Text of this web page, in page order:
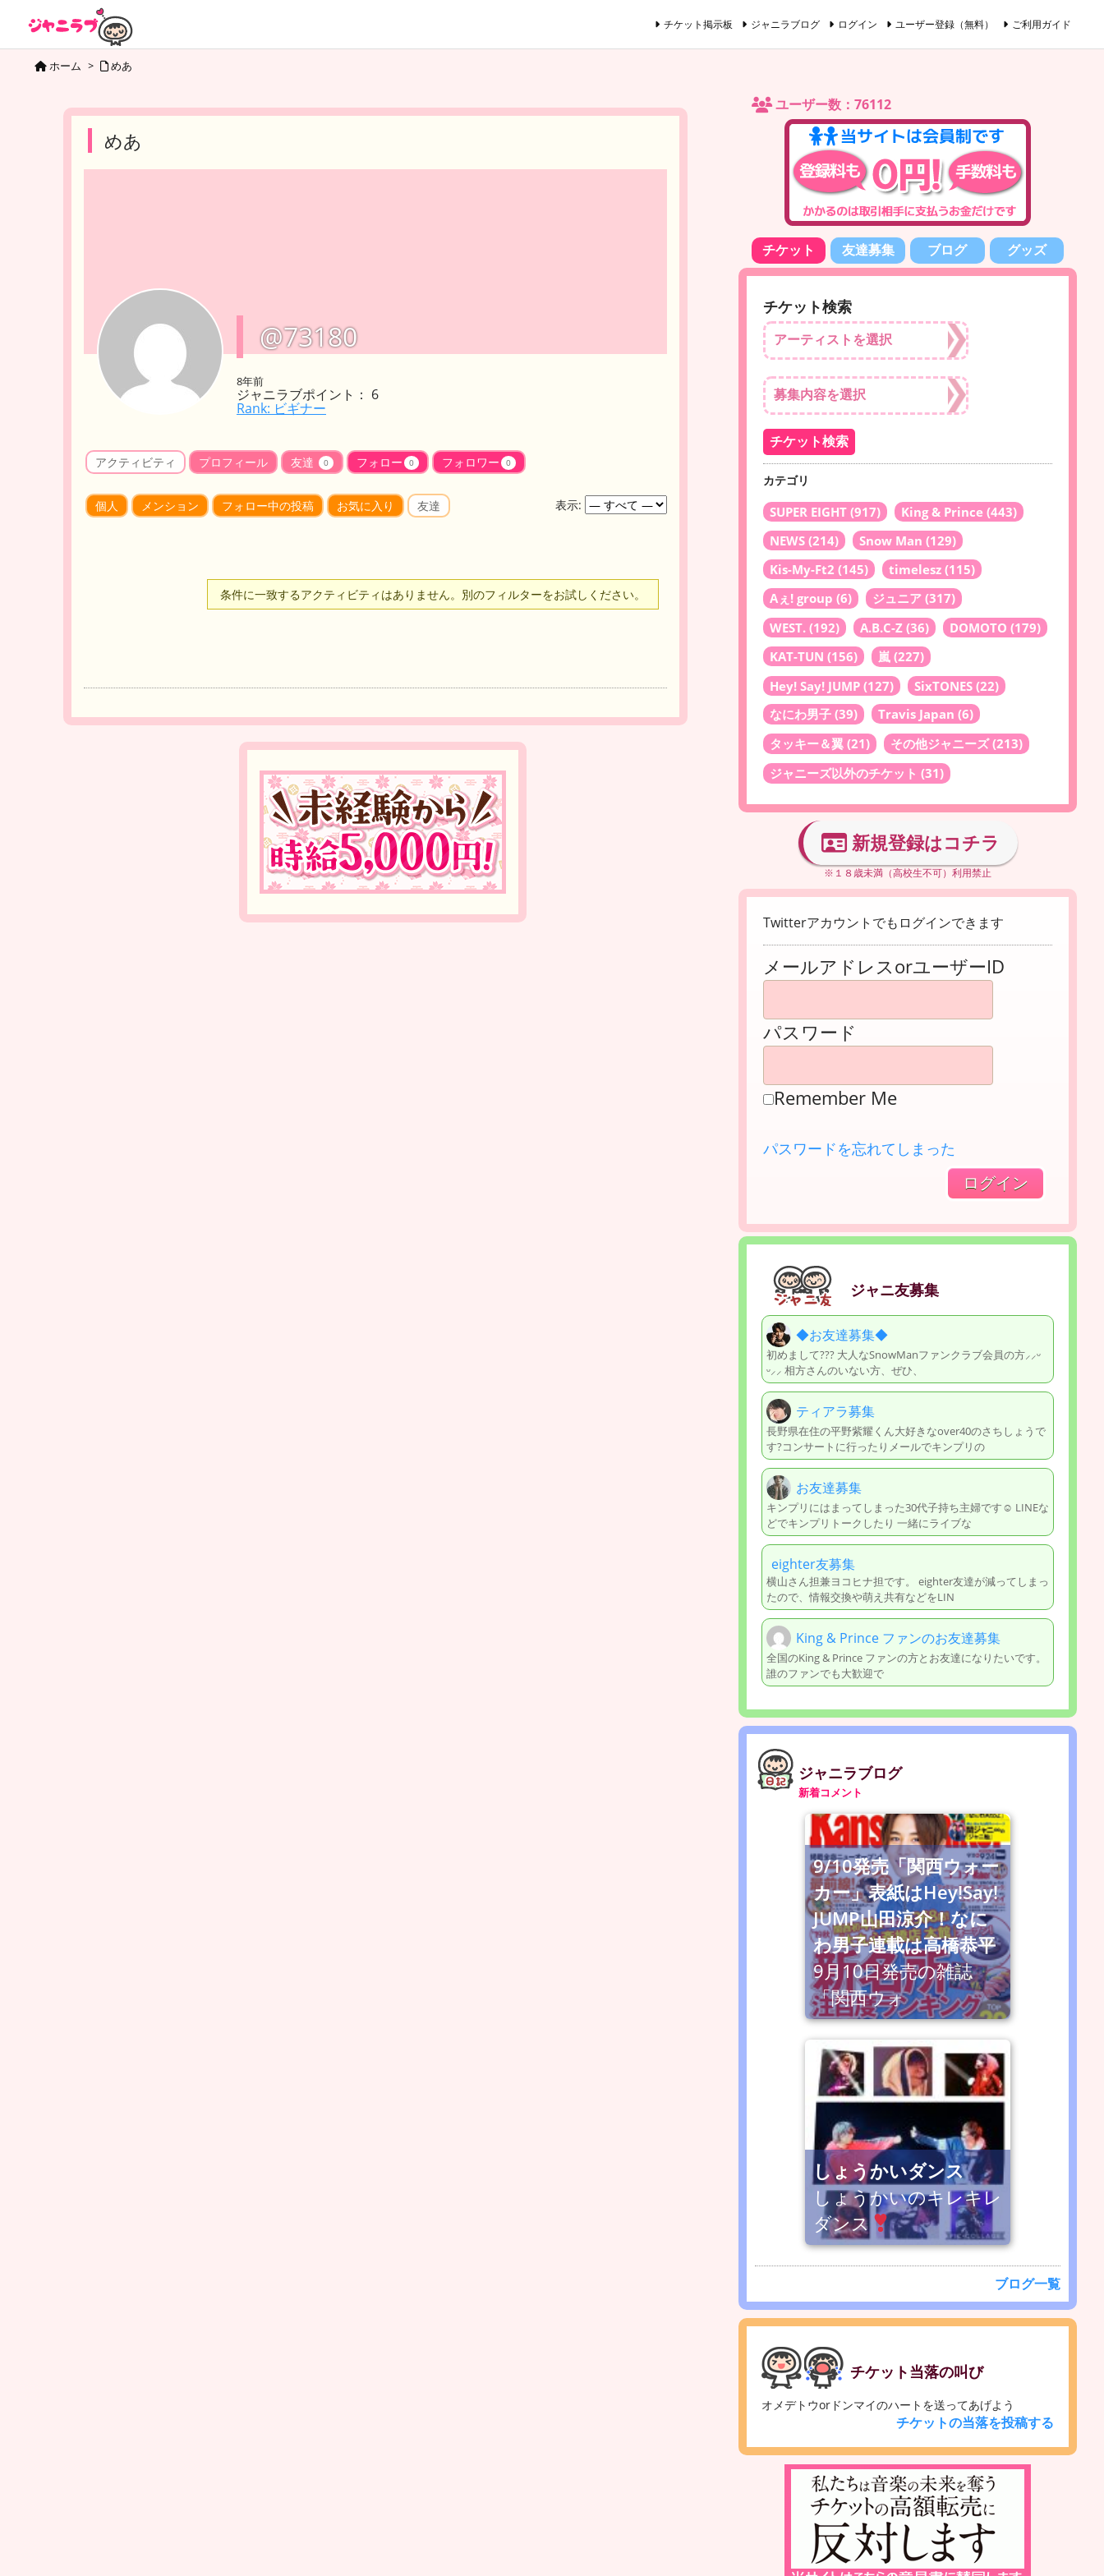
チケット掲示板 ジャニラブログ ログイン ユーザー登録（無料） ご利用ガイド
ホーム > めあ
めあ
@73180
8年前
ジャニラブポイント： 6
Rank: ビギナー
アクティビティ プロフィール 友達 0 フォロー 0 フォロワー 0
個人 メンション フォロー中の投稿 お気に入り 友達 表示:
条件に一致するアクティビティはありません。別のフィルターをお試しください。
ユーザー数：76112
チケット 友達募集 ブログ グッズ
チケット検索
カテゴリ
SUPER EIGHT (917) King & Prince (443)
NEWS (214) Snow Man (129)
Kis-My-Ft2 (145) timelesz (115)
Aぇ! group (6) ジュニア (317)
WEST. (192) A.B.C-Z (36) DOMOTO (179)
KAT-TUN (156) 嵐 (227)
Hey! Say! JUMP (127) SixTONES (22)
なにわ男子 (39) Travis Japan (6)
タッキー＆翼 (21) その他ジャニーズ(213)
ジャニーズ以外のチケット (31)
新規登録はコチラ
※１８歳未満（高校生不可）利用禁止
Twitterアカウントでもログインできます
メールアドレスorユーザーID
パスワード
Remember Me
パスワードを忘れてしまった
ジャニ友募集
◆お友達募集◆
初めまして??? 大人なSnowManファンクラブ会員の方⸝⸝ᵕ
ᵕ⸝⸝ 相方さんのいない方、ぜひ、
ティアラ募集
長野県在住の平野紫耀くん大好きなover40のさちしょうで
す?コンサートに行ったりメールでキンプリの
お友達募集
キンプリにはまってしまった30代子持ち主婦です☺ LINEな
どでキンプリトークしたり 一緒にライブな
eighter友募集
横山さん担兼ヨコヒナ担です。 eighter友達が減ってしまっ
たので、情報交換や萌え共有などをLIN
King & Prince ファンのお友達募集
全国のKing & Prince ファンの方とお友達になりたいです。
誰のファンでも大歓迎で
ジャニラブログ
新着コメント
9/10発売「関西ウォー
カー」表紙はHey!Say!
JUMP山田涼介！なに
わ男子連載は高橋恭平
9月10日発売の雑誌
「関西ウォ
しょうかいダンス
しょうかいのキレキレ
ダンス
ブログ一覧
チケット当落の叫び
オメデトウorドンマイのハートを送ってあげよう
チケットの当落を投稿する